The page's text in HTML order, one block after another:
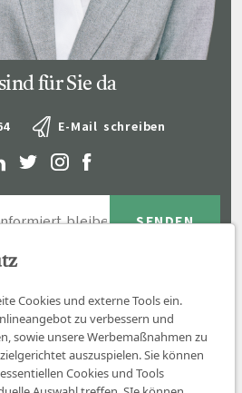
für Sie da
E-Mail schreiben
Cookies und externe Tools ein.
zu verbessern und
sowie unsere Werbemaßnahmen zu
auszuspielen. Sie können
Cookies und Tools